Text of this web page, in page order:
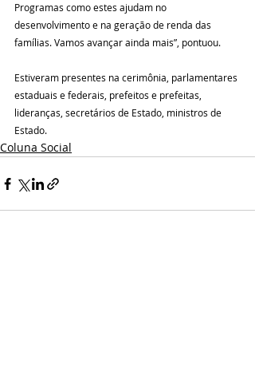
Programas como estes ajudam no
desenvolvimento e na geração de renda das
famílias. Vamos avançar ainda mais”, pontuou.
Estiveram presentes na cerimônia, parlamentares
estaduais e federais, prefeitos e prefeitas,
lideranças, secretários de Estado, ministros de
Estado.
Coluna Social